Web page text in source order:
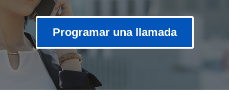
Programar una llamada